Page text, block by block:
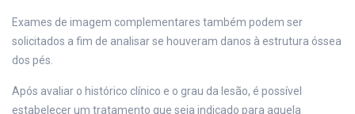
Exames de imagem complementares também podem ser
solicitados a fim de analisar se houveram danos à estrutura óssea
dos pés.
Após avaliar o histórico clínico e o grau da lesão, é possível
estabelecer um tratamento que seja indicado para aquela